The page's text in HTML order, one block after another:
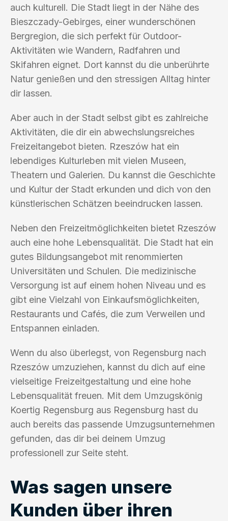
auch kulturell. Die Stadt liegt in der Nähe des
Bieszczady-Gebirges, einer wunderschönen
Bergregion, die sich perfekt für Outdoor-
Aktivitäten wie Wandern, Radfahren und
Skifahren eignet. Dort kannst du die unberührte
Natur genießen und den stressigen Alltag hinter
dir lassen.
Aber auch in der Stadt selbst gibt es zahlreiche
Aktivitäten, die dir ein abwechslungsreiches
Freizeitangebot bieten. Rzeszów hat ein
lebendiges Kulturleben mit vielen Museen,
Theatern und Galerien. Du kannst die Geschichte
und Kultur der Stadt erkunden und dich von den
künstlerischen Schätzen beeindrucken lassen.
Neben den Freizeitmöglichkeiten bietet Rzeszów
auch eine hohe Lebensqualität. Die Stadt hat ein
gutes Bildungsangebot mit renommierten
Universitäten und Schulen. Die medizinische
Versorgung ist auf einem hohen Niveau und es
gibt eine Vielzahl von Einkaufsmöglichkeiten,
Restaurants und Cafés, die zum Verweilen und
Entspannen einladen.
Wenn du also überlegst, von Regensburg nach
Rzeszów umzuziehen, kannst du dich auf eine
vielseitige Freizeitgestaltung und eine hohe
Lebensqualität freuen. Mit dem Umzugskönig
Koertig Regensburg aus Regensburg hast du
auch bereits das passende Umzugsunternehmen
gefunden, das dir bei deinem Umzug
professionell zur Seite steht.
Was sagen unsere
Kunden über ihren